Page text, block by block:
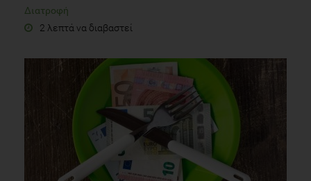
Διατροφή
2 λεπτά να διαβαστεί